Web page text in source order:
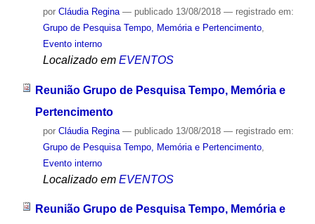
por Cláudia Regina — publicado13/08/2018 — registrado em:
Grupo de Pesquisa Tempo, Memória e Pertencimento,
Evento interno
Localizado em EVENTOS
Reunião Grupo de Pesquisa Tempo, Memória e
Pertencimento
por Cláudia Regina — publicado13/08/2018 — registrado em:
Grupo de Pesquisa Tempo, Memória e Pertencimento,
Evento interno
Localizado em EVENTOS
Reunião Grupo de Pesquisa Tempo, Memória e